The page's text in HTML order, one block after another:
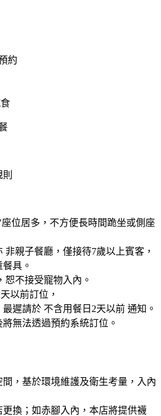
約
位居多，不方便長時間跪坐或側座
非親子餐廳，僅接待7歲以上賓客，
具。
恕不接受寵物入內。
以前訂位，
遲請於 不含用餐日2天以前 通知。
無法透過預約系統訂位。
間，基於環境維護及衛生考量，入內
更換；如赤腳入內，本店將提供襪